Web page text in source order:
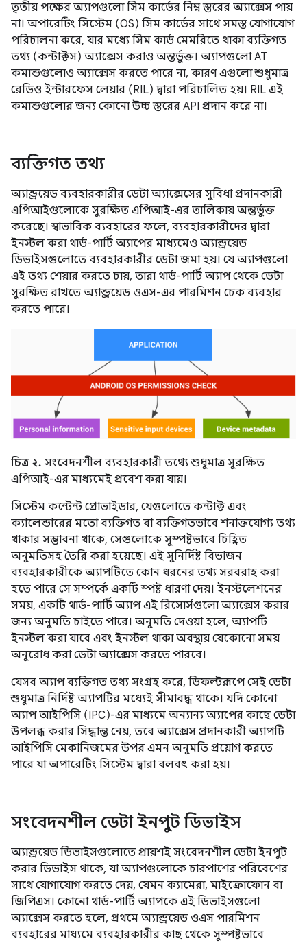
তৃতীয় পক্ষের অ্যাপগুলো সিম কার্ডের নিম্ন স্তরের অ্যাক্সেস পায়
না। অপারেটিং সিস্টেম (OS) সিম কার্ডের সাথে সমস্ত যোগাযোগ
পরিচালনা করে, যার মধ্যে সিম কার্ড মেমরিতে থাকা ব্যক্তিগত
তথ্য (কন্টাক্টস) অ্যাক্সেস করাও অন্তর্ভুক্ত। অ্যাপগুলো AT
কমান্ডগুলোও অ্যাক্সেস করতে পারে না, কারণ এগুলো শুধুমাত্র
রেডিও ইন্টারফেস লেয়ার (RIL) দ্বারা পরিচালিত হয়। RIL এই
কমান্ডগুলোর জন্য কোনো উচ্চ স্তরের API প্রদান করে না।
ব্যক্তিগত তথ্য
অ্যান্ড্রয়েড ব্যবহারকারীর ডেটা অ্যাক্সেসের সুবিধা প্রদানকারী
এপিআইগুলোকে সুরক্ষিত এপিআই-এর তালিকায় অন্তর্ভুক্ত
করেছে। স্বাভাবিক ব্যবহারের ফলে, ব্যবহারকারীদের দ্বারা
ইনস্টল করা থার্ড-পার্টি অ্যাপের মাধ্যমেও অ্যান্ড্রয়েড
ডিভাইসগুলোতে ব্যবহারকারীর ডেটা জমা হয়। যে অ্যাপগুলো
এই তথ্য শেয়ার করতে চায়, তারা থার্ড-পার্টি অ্যাপ থেকে ডেটা
সুরক্ষিত রাখতে অ্যান্ড্রয়েড ওএস-এর পারমিশন চেক ব্যবহার
করতে পারে।
চিত্র ২. সংবেদনশীল ব্যবহারকারী তথ্যে শুধুমাত্র সুরক্ষিত
এপিআই-এর মাধ্যমেই প্রবেশ করা যায়।
সিস্টেম কন্টেন্ট প্রোভাইডার, যেগুলোতে কন্টাক্ট এবং
ক্যালেন্ডারের মতো ব্যক্তিগত বা ব্যক্তিগতভাবে শনাক্তযোগ্য তথ্য
থাকার সম্ভাবনা থাকে, সেগুলোকে সুস্পষ্টভাবে চিহ্নিত
অনুমতিসহ তৈরি করা হয়েছে। এই সুনির্দিষ্ট বিভাজন
ব্যবহারকারীকে অ্যাপটিতে কোন ধরনের তথ্য সরবরাহ করা
হতে পারে সে সম্পর্কে একটি স্পষ্ট ধারণা দেয়। ইনস্টলেশনের
সময়, একটি থার্ড-পার্টি অ্যাপ এই রিসোর্সগুলো অ্যাক্সেস করার
জন্য অনুমতি চাইতে পারে। অনুমতি দেওয়া হলে, অ্যাপটি
ইনস্টল করা যাবে এবং ইনস্টল থাকা অবস্থায় যেকোনো সময়
অনুরোধ করা ডেটা অ্যাক্সেস করতে পারবে।
যেসব অ্যাপ ব্যক্তিগত তথ্য সংগ্রহ করে, ডিফল্টরূপে সেই ডেটা
শুধুমাত্র নির্দিষ্ট অ্যাপটির মধ্যেই সীমাবদ্ধ থাকে। যদি কোনো
অ্যাপ আইপিসি (IPC)-এর মাধ্যমে অন্যান্য অ্যাপের কাছে ডেটা
উপলব্ধ করার সিদ্ধান্ত নেয়, তবে অ্যাক্সেস প্রদানকারী অ্যাপটি
আইপিসি মেকানিজমের উপর এমন অনুমতি প্রয়োগ করতে
পারে যা অপারেটিং সিস্টেম দ্বারা বলবৎ করা হয়।
সংবেদনশীল ডেটা ইনপুট ডিভাইস
অ্যান্ড্রয়েড ডিভাইসগুলোতে প্রায়শই সংবেদনশীল ডেটা ইনপুট
করার ডিভাইস থাকে, যা অ্যাপগুলোকে চারপাশের পরিবেশের
সাথে যোগাযোগ করতে দেয়, যেমন ক্যামেরা, মাইক্রোফোন বা
জিপিএস। কোনো থার্ড-পার্টি অ্যাপকে এই ডিভাইসগুলো
অ্যাক্সেস করতে হলে, প্রথমে অ্যান্ড্রয়েড ওএস পারমিশন
ব্যবহারের মাধ্যমে ব্যবহারকারীর কাছ থেকে সুস্পষ্টভাবে